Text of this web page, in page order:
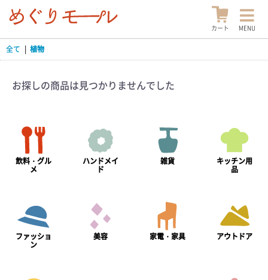
カート MENU
全て | 植物
お探しの商品は見つかりませんでした
飲料・グル
メ
ハンドメイ
ド
雑貨 キッチン用
品
ファッショ
ン
美容 家電・家具 アウトドア